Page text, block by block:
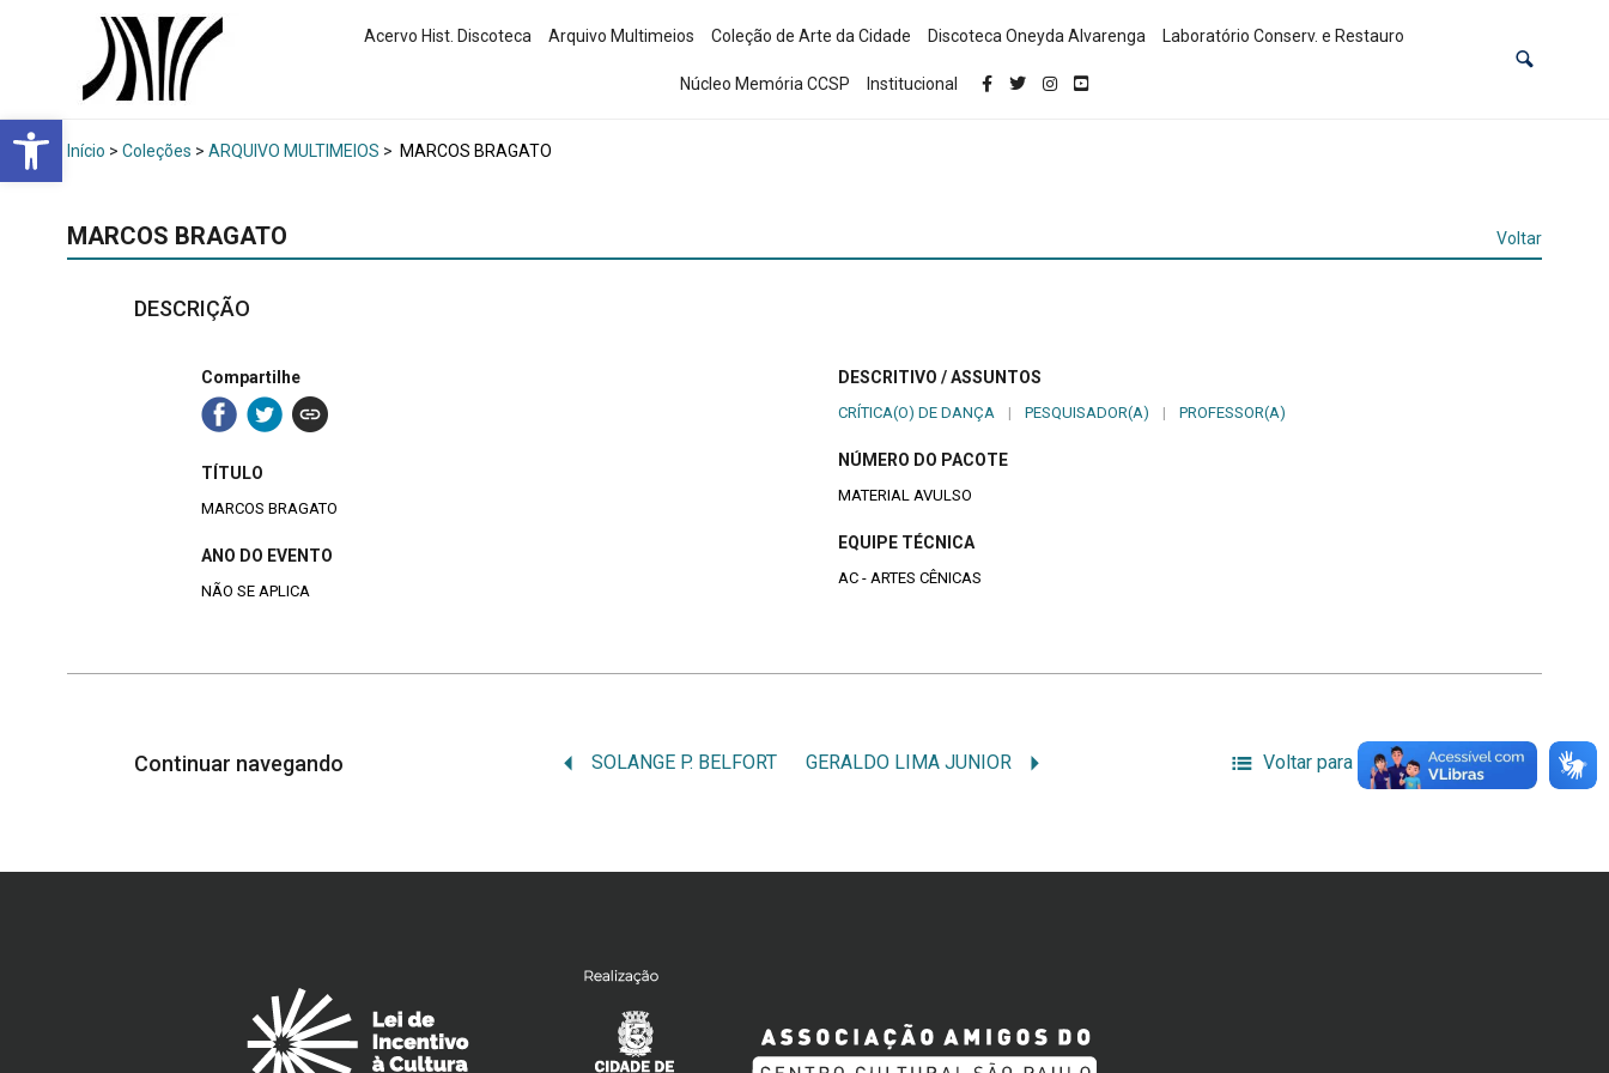
Abrir a barra de ferramentas
Acervo Hist. Discoteca Arquivo Multimeios Coleção de Arte da Cidade Discoteca Oneyda Alvarenga Laboratório Conserv. e Restauro
Núcleo Memória CCSP Institucional
Início > Coleções > ARQUIVO MULTIMEIOS > MARCOS BRAGATO
MARCOS BRAGATO Voltar
DESCRIÇÃO
Compartilhe
TÍTULO
MARCOS BRAGATO
ANO DO EVENTO
NÃO SE APLICA
DESCRITIVO / ASSUNTOS
CRÍTICA(O) DE DANÇA | PESQUISADOR(A) | PROFESSOR(A)
NÚMERO DO PACOTE
MATERIAL AVULSO
EQUIPE TÉCNICA
AC - ARTES CÊNICAS
Continuar navegando SOLANGE P. BELFORT GERALDO LIMA JUNIOR Voltar para a lista de itens